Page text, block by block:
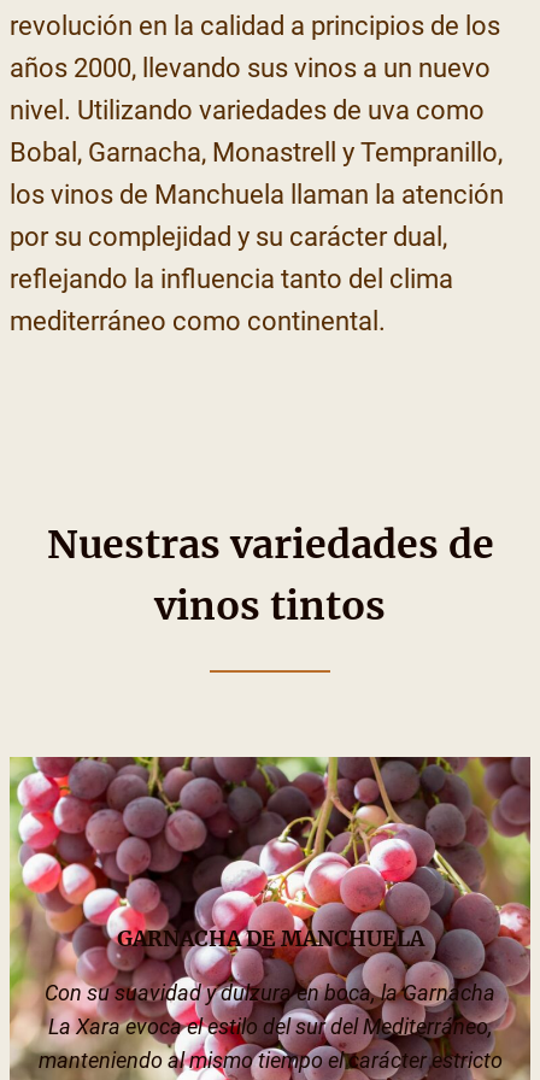
revolución en la calidad a principios de los
años 2000, llevando sus vinos a un nuevo
nivel. Utilizando variedades de uva como
Bobal, Garnacha, Monastrell y Tempranillo,
los vinos de Manchuela llaman la atención
por su complejidad y su carácter dual,
reflejando la influencia tanto del clima
mediterráneo como continental.
Nuestras variedades de
vinos tintos
GARNACHA DE MANCHUELA
Con su suavidad y dulzura en boca, la Garnacha
La Xara evoca el estilo del sur del Mediterráneo,
manteniendo al mismo tiempo el carácter estricto